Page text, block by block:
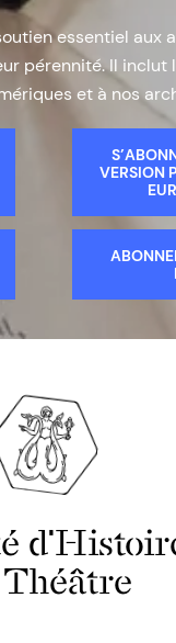
essentiel aux
pérennité. Il inclut
et à nos
VERSION